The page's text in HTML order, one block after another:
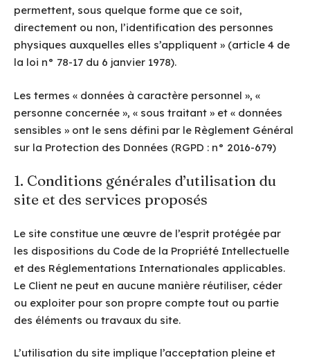
permettent, sous quelque forme que ce soit,
directement ou non, l’identification des personnes
physiques auxquelles elles s’appliquent » (article 4 de
la loi n° 78-17 du 6 janvier 1978).
Les termes « données à caractère personnel », «
personne concernée », « sous traitant » et « données
sensibles » ont le sens défini par le Règlement Général
sur la Protection des Données (RGPD : n° 2016-679)
1. Conditions générales d’utilisation du
site et des services proposés
Le site constitue une œuvre de l’esprit protégée par
les dispositions du Code de la Propriété Intellectuelle
et des Réglementations Internationales applicables.
Le Client ne peut en aucune manière réutiliser, céder
ou exploiter pour son propre compte tout ou partie
des éléments ou travaux du site.
L’utilisation du site implique l’acceptation pleine et